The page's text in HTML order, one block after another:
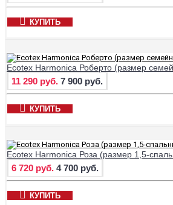
КУПИТЬ
Ecotex Harmonica Роберто (размер
11 290 руб. 7 900 руб.
КУПИТЬ
Ecotex Harmonica Роза (размер 1,5-
6 720 руб. 4 700 руб.
КУПИТЬ